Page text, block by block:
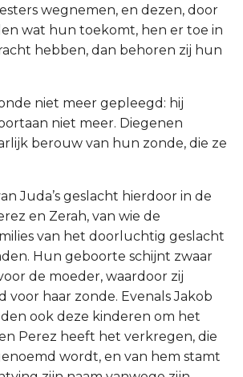
wegnemen, en dezen, door
wat hun toekomt, hen er toe in
hebben, dan behoren zij hun
niet meer gepleegd: hij
niet meer. Diegenen
berouw van hun zonde, die ze
Juda’s geslacht hierdoor in de
en Zerah, van wie de
van het doorluchtig geslacht
Hun geboorte schijnt zwaar
de moeder, waardoor zij
haar zonde. Evenals Jakob
ook deze kinderen om het
Perez heeft het verkregen, die
wordt, en van hem stamt